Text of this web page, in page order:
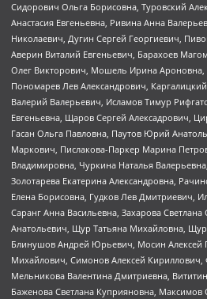
Сидорович Ольга Борисовна, Туровский
Анастасия Евгеньевна, Ривина Анна
Николаевич, Дугин Сергей Георгиевич,
Аверин Виталий Евгеньевич, Барахоев
Олег Викторович, Мошель Ирина Ароновна,
Пономарев Лев Александрович,
Валерий Валерьевич, Исламов Тимур
Евгеньевна, Щаров Сергей Алексадрович,
Гасан Ольга Павловна, Паутов Юрий
Маркович, Пислакова-Паркер Марина
Владимировна, Чуркина Наталья
Золотарева Екатерина Александровна,
Елена Борисовна, Гудков Лев Дмитриевич,
Саранг Анна Васильевна, Захарова
Анатольевич, Щур Татьяна Михайловна,
Блинушов Андрей Юрьевич, Мосин Алексей
Михайлович, Симонов Алексей Кириллович,
Мельникова Валентина Дмитриевна,
Баженова Светлана Куприяновна, Максимов